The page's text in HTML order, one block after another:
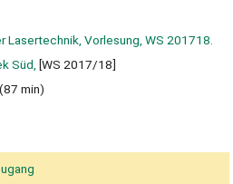
Lasertechnik, Vorlesung, WS 201718.
Süd, [WS 2017/18]
min)